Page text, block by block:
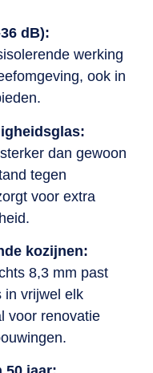
dB):
werking
ook in
dan gewoon
tegen
voor extra
kozijnen:
8,3 mm past
in vrijwel elk
voor renovatie